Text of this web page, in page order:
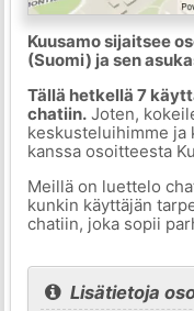
Kuusamo sijaitsee
(Suomi) ja sen
Tällä hetkellä 7
chatiin.Joten,
keskusteluihimme
kanssa osoitteesta
Meillä on luettelo
kunkin käyttäjän
chatiin, joka sopii
Lisätietoja